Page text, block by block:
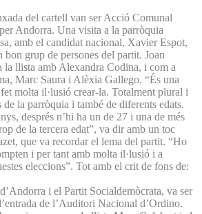
del cartell van ser Acció Comunal
Andorra. Una visita a la parròquia
amb el candidat nacional, Xavier Espot,
bon grup de persones del partit. Joan
la llista amb Alexandra Codina, i com a
Marc Saura i Alèxia Gallego. “És una
molta il·lusió crear-la. Totalment plural i
la parròquia i també de diferents edats.
després n’hi ha un de 27 i una de més
de la tercera edat”, va dir amb un toc
que va recordar el lema del partit. “Ho
i per tant amb molta il·lusió i a
eleccions”. Tot amb el crit de fons de:
i el Partit Socialdemòcrata, va ser
de l’Auditori Nacional d’Ordino.